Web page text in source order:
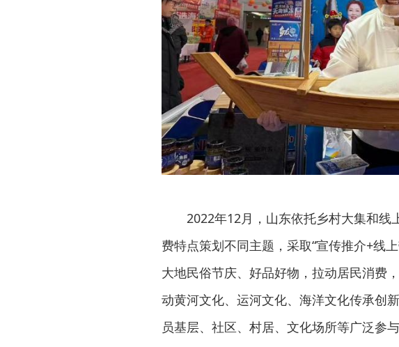
2022年12月，山东依托乡村大集和线
费特点策划不同主题，采取“宣传推介+线
大地民俗节庆、好品好物，拉动居民消费
动黄河文化、运河文化、海洋文化传承创
员基层、社区、村居、文化场所等广泛参